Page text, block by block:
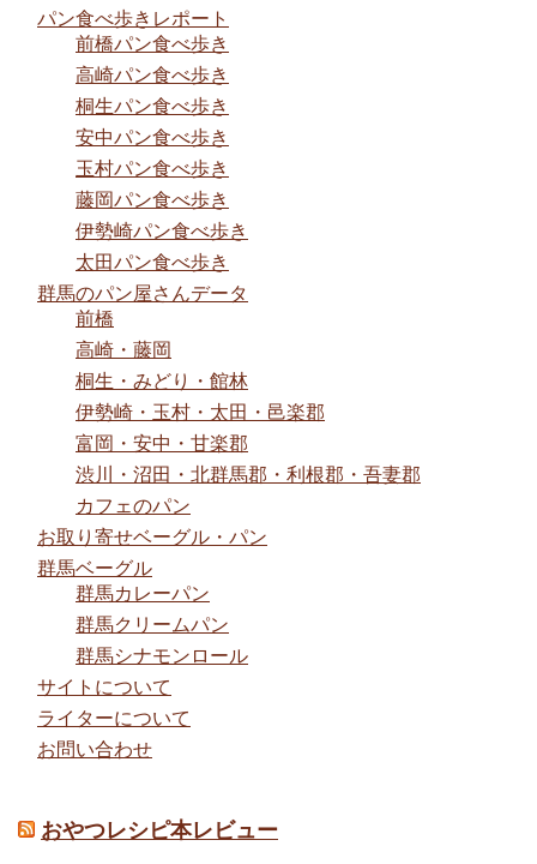
パン食べ歩きレポート
前橋パン食べ歩き
高崎パン食べ歩き
桐生パン食べ歩き
安中パン食べ歩き
玉村パン食べ歩き
藤岡パン食べ歩き
伊勢崎パン食べ歩き
太田パン食べ歩き
群馬のパン屋さんデータ
前橋
高崎・藤岡
桐生・みどり・館林
伊勢崎・玉村・太田・邑楽郡
富岡・安中・甘楽郡
渋川・沼田・北群馬郡・利根郡・吾妻郡
カフェのパン
お取り寄せベーグル・パン
群馬ベーグル
群馬カレーパン
群馬クリームパン
群馬シナモンロール
サイトについて
ライターについて
お問い合わせ
おやつレシピ本レビュー